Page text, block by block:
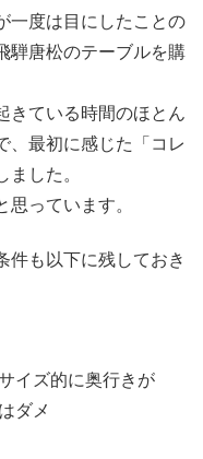
一度は目にしたことの
騨唐松のテーブルを購
きている時間のほとん
、最初に感じた「コレ
した。
っています。
件も以下に残しておき
イズ的に奥行きが
ダメ